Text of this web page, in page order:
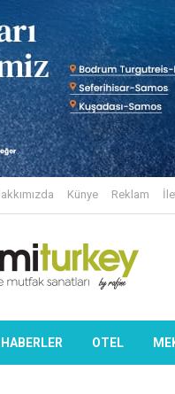
Künye Reklam
OTEL